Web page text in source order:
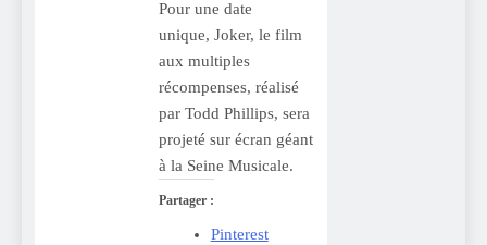
Pour une date
unique, Joker, le film
aux multiples
récompenses, réalisé
par Todd Phillips, sera
projeté sur écran géant
à la Seine Musicale.
Partager :
Pinterest